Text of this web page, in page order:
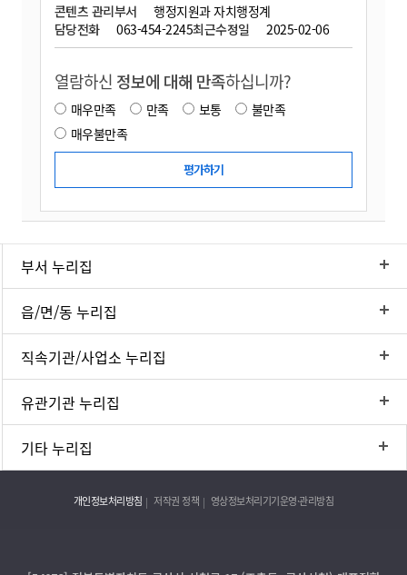
콘텐츠 관리부서
행정지원과 자치행정계
담당전화
063-454-2245최근수정일 2025-02-06
열람하신 정보에 대해 만족하십니까?
매우만족 만족 보통
불만족
매우불만족
부서 누리집
읍/면/동 누리집
직속기관/사업소 누리집
유관기관 누리집
기타 누리집
개인정보처리방침 저작권 정책 영상정보처리기기운영·관리방침